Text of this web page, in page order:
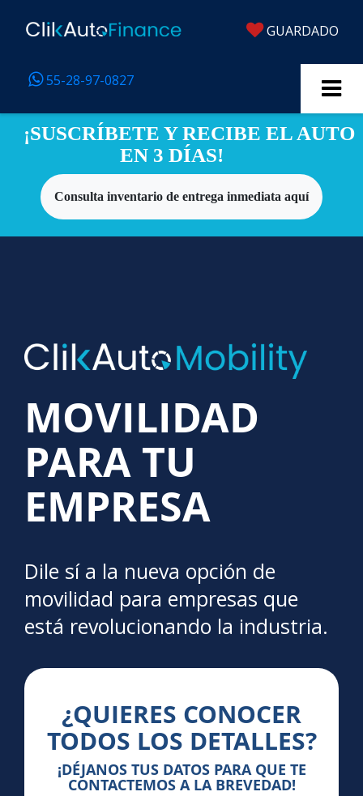
GUARDADO
55-28-97-0827
¡SUSCRÍBETE Y RECIBE EL AUTO
EN 3 DÍAS!
Consulta inventario de entrega inmediata aquí
MOVILIDAD
PARA TU
EMPRESA
Dile sí a la nueva opción de
movilidad para empresas que
está revolucionando la industria.
¿QUIERES CONOCER
TODOS LOS DETALLES?
¡DÉJANOS TUS DATOS PARA QUE TE
CONTACTEMOS A LA BREVEDAD!